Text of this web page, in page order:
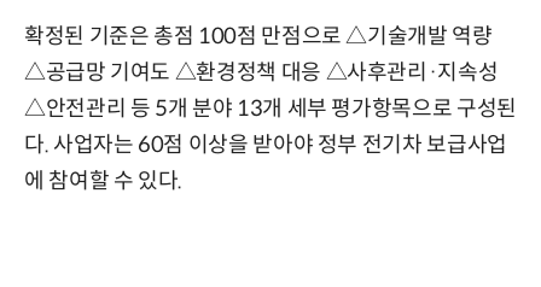
확정된 기준은 총점 100점 만점으로 △기술개발 역량
△공급망 기여도 △환경정책 대응 △사후관리·지속성
△안전관리 등 5개 분야 13개 세부 평가항목으로 구성된
다. 사업자는 60점 이상을 받아야 정부 전기차 보급사업
에 참여할 수 있다.